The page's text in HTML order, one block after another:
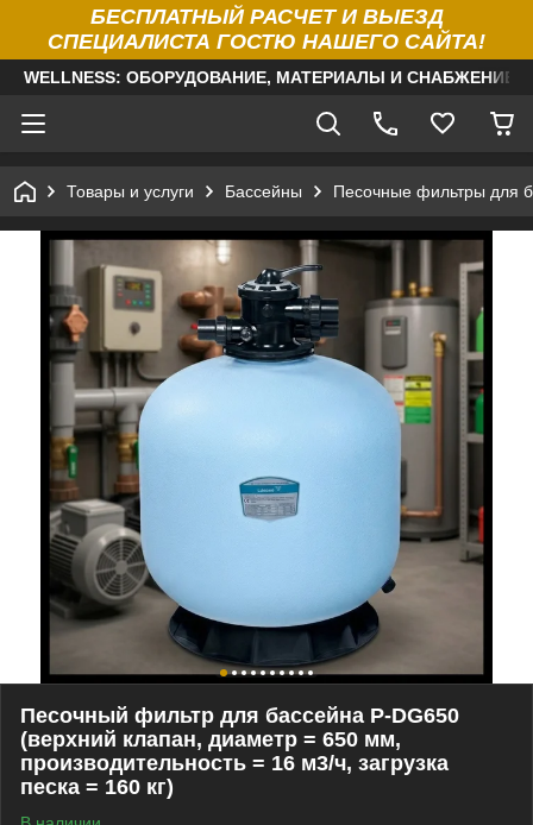
БЕСПЛАТНЫЙ РАСЧЕТ И ВЫЕЗД
СПЕЦИАЛИСТА ГОСТЮ НАШЕГО САЙТА!
WELLNESS: ОБОРУДОВАНИЕ, МАТЕРИАЛЫ И
Товары и услуги Бассейны Песочные фильтры для
Песочный фильтр для бассейна P-DG650
(верхний клапан, диаметр = 650 мм,
производительность = 16 м3/ч, загрузка
песка = 160 кг)